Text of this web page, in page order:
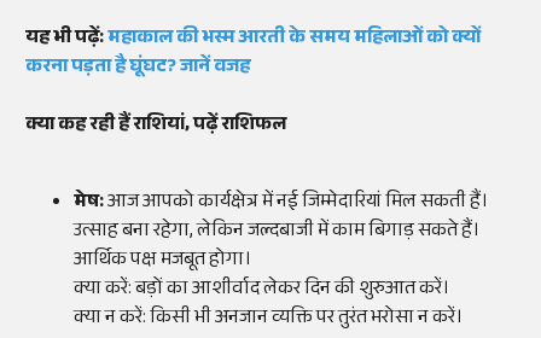
यह भी पढ़ें:महाकाल की भस्म आरती के समय महिलाओं को क्यों
करना पड़ता है घूंघट? जानें वजह
क्या कह रही हैं राशियां, पढ़ें राशिफल
मेष:आज आपको कार्यक्षेत्र में नई जिम्मेदारियां मिल सकती हैं।
उत्साह बना रहेगा, लेकिन जल्दबाजी में काम बिगाड़ सकते हैं।
आर्थिक पक्ष मजबूत होगा।
क्या करें: बड़ों का आशीर्वाद लेकर दिन की शुरुआत करें।
क्या न करें: किसी भी अनजान व्यक्ति पर तुरंत भरोसा न करें।